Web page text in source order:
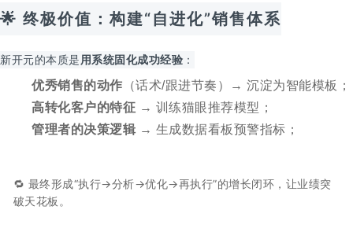
🌟 终极价值：构建“自进化”销售体系
新开元的本质是用系统固化成功经验 ：
优秀销售的动作 （话术/跟进节奏）→ 沉淀为智能模板；
高转化客户的特征 → 训练猫眼推荐模型；
管理者的决策逻辑 → 生成数据看板预警指标；
🔁 最终形成“执行→分析→优化→再执行”的增长闭环，让业绩突
破天花板。